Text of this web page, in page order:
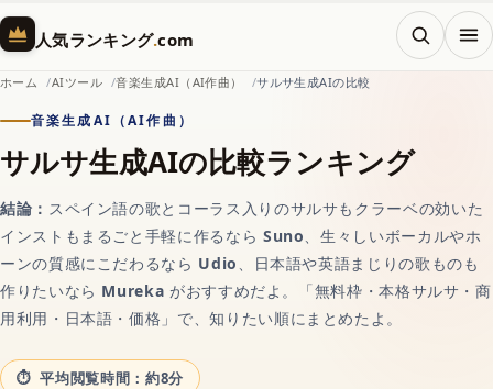
人気ランキング.com
メニ
AI（人工知能）
対話AIの記事一覧
ホーム AIツール 音楽生成AI（AI作曲） サルサ生成AIの比較
音楽生成AI（AI作曲）
サルサ生成AIの比較ランキング
結論： スペイン語の歌とコーラス入りのサルサもクラーベの効いた
インストもまるごと手軽に作るなら Suno、生々しいボーカルやホ
ーンの質感にこだわるなら Udio、日本語や英語まじりの歌ものも
作りたいなら Mureka がおすすめだよ。「無料枠・本格サルサ・商
用利用・日本語・価格」で、知りたい順にまとめたよ。
平均閲覧時間：約8分